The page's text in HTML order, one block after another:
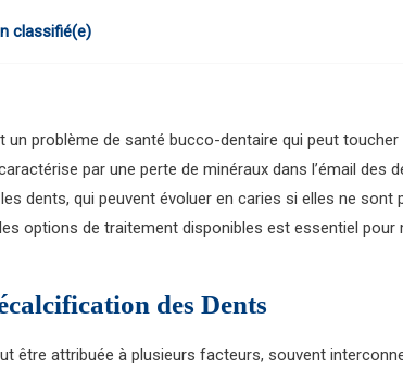
classifié(e)
problème de santé bucco-dentaire qui peut
par une perte de minéraux dans l’émail des
dents, qui peuvent évoluer en caries si elles ne sont
options de traitement disponibles est essentiel pour
des Dents
être attribuée à plusieurs facteurs, souvent